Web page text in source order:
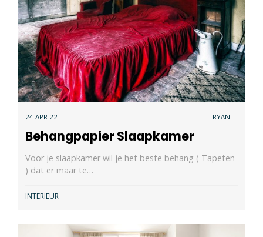
24 APR 22 RYAN
Behangpapier Slaapkamer
Voor je slaapkamer wil je het beste behang ( Tapeten
) dat er maar te…
INTERIEUR